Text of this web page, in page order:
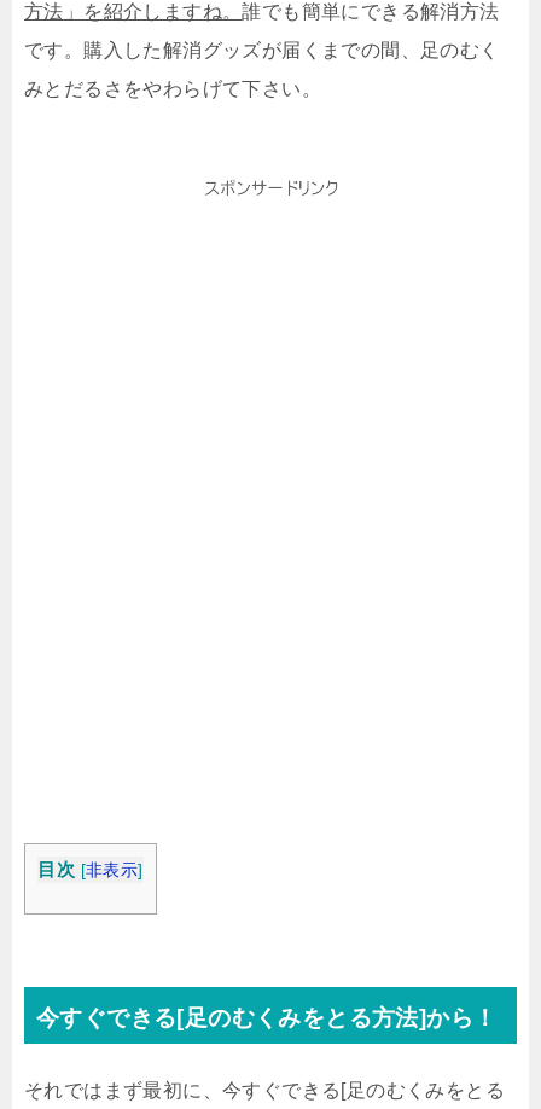
方法」を紹介しますね。誰でも簡単にできる解消方法
です。購入した解消グッズが届くまでの間、足のむく
みとだるさをやわらげて下さい。
目次 [非表示]
今すぐできる[足のむくみをとる方法]から！
それではまず最初に、今すぐできる[足のむくみをとる